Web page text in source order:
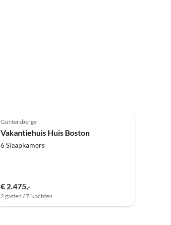
Guntersberge
Vakantiehuis Huis Boston
6 Slaapkamers
€ 2.475,-
2 gasten / 7 Nachten